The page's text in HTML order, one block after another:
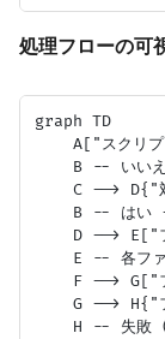
処理フローの可
graph TD
A["スクリ
B -- いい
C --> D{"
B -- はい
D --> E["
E -- 各フ
F --> G["
G --> H{"
H -- 失敗